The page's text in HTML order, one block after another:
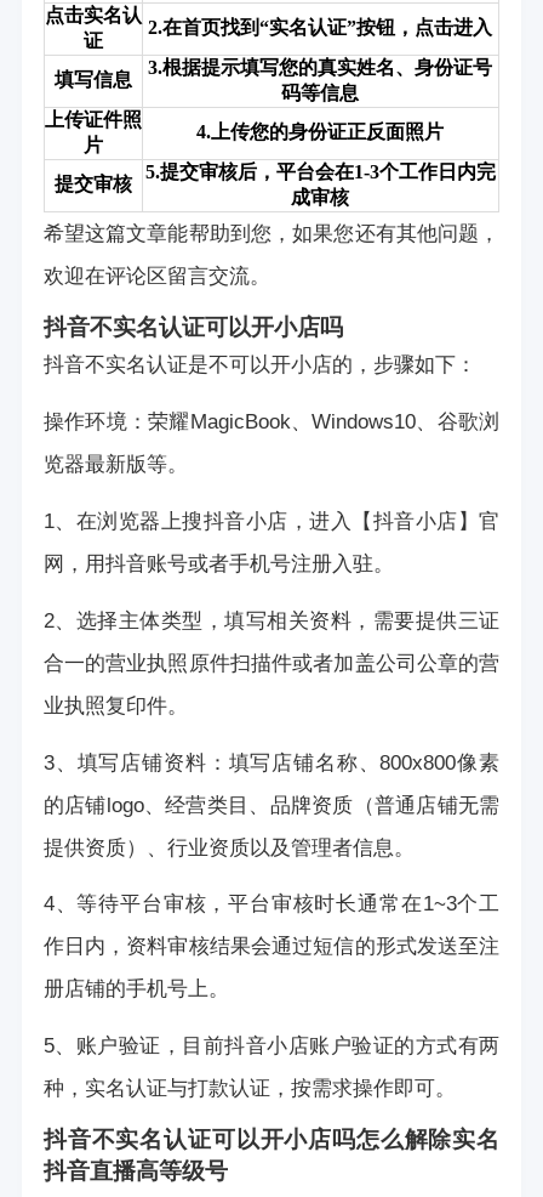
点击实名认
证
2.在首页找到“实名认证”按钮，点击进入
填写信息
3.根据提示填写您的真实姓名、身份证号
码等信息
上传证件照
片
4.上传您的身份证正反面照片
提交审核
5.提交审核后，平台会在1-3个工作日内完
成审核
希望这篇文章能帮助到您，如果您还有其他问题，
欢迎在评论区留言交流。
抖音不实名认证可以开小店吗
抖音不实名认证是不可以开小店的，步骤如下：
操作环境：荣耀MagicBook、Windows10、谷歌浏
览器最新版等。
1、在浏览器上搜抖音小店，进入【抖音小店】官
网，用抖音账号或者手机号注册入驻。
2、选择主体类型，填写相关资料，需要提供三证
合一的营业执照原件扫描件或者加盖公司公章的营
业执照复印件。
3、填写店铺资料：填写店铺名称、800x800像素
的店铺logo、经营类目、品牌资质（普通店铺无需
提供资质）、行业资质以及管理者信息。
4、等待平台审核，平台审核时长通常在1~3个工
作日内，资料审核结果会通过短信的形式发送至注
册店铺的手机号上。
5、账户验证，目前抖音小店账户验证的方式有两
种，实名认证与打款认证，按需求操作即可。
抖音不实名认证可以开小店吗怎么解除实名
抖音直播高等级号